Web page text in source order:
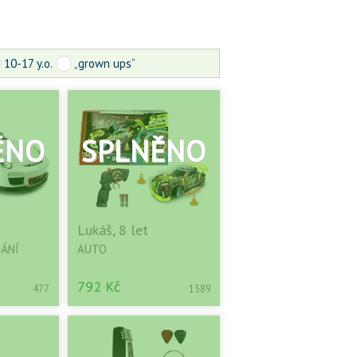
10-17 y.o. „grown ups“
477
Lukáš, 8 let
AUTO
792 Kč 1389